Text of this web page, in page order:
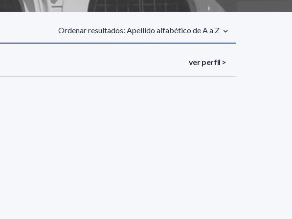
Ordenar resultados: Apellido alfabético de A a Z
ver perfil >